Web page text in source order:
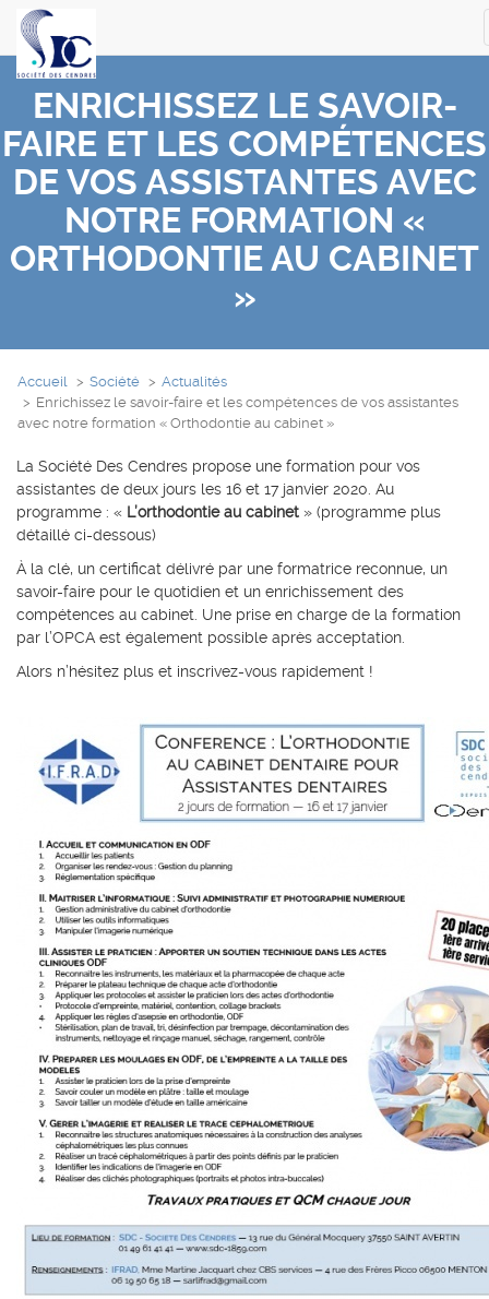
ENRICHISSEZ LE SAVOIR-
FAIRE ET LES COMPÉTENCES
DE VOS ASSISTANTES AVEC
NOTRE FORMATION «
ORTHODONTIE AU CABINET
»
Accueil Société
Actualités
Enrichissez le savoir-faire et les compétences de vos assistantes
avec notre formation « Orthodontie au cabinet »
La Société Des Cendres propose une formation pour vos
assistantes de deux jours les 16 et 17 janvier 2020. Au
programme : « L’orthodontie au cabinet » (programme plus
détaillé ci-dessous)
À la clé, un certificat délivré par une formatrice reconnue, un
savoir-faire pour le quotidien et un enrichissement des
compétences au cabinet. Une prise en charge de la formation
par l’OPCA est également possible après acceptation.
Alors n’hésitez plus et inscrivez-vous rapidement !